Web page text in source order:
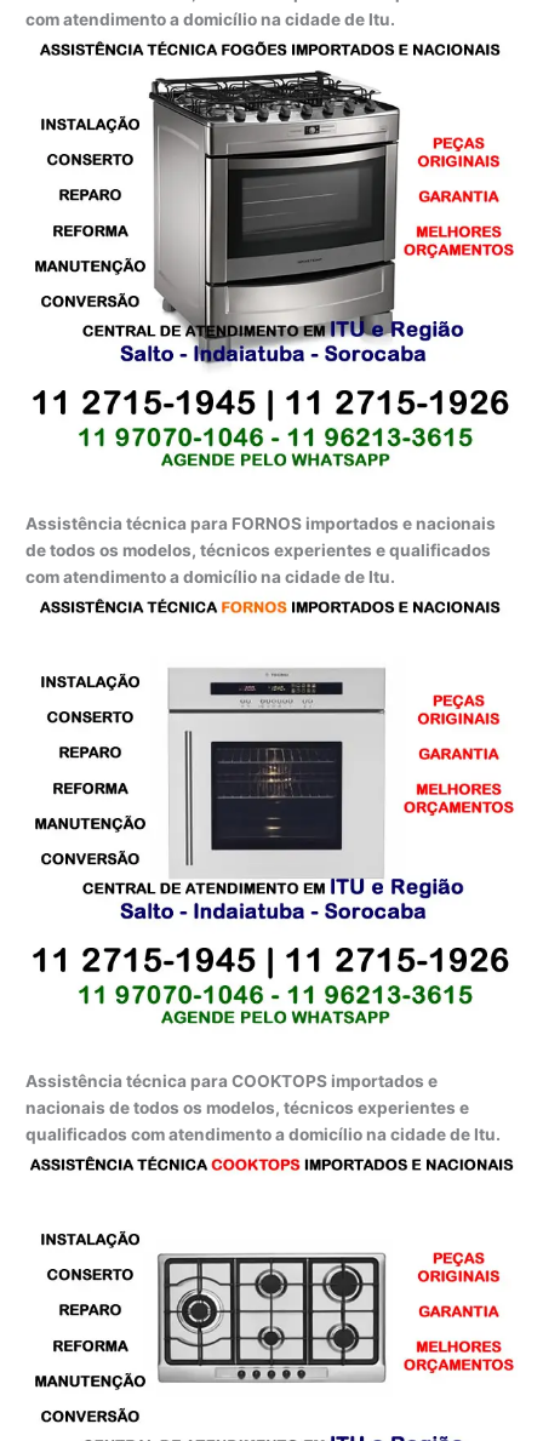
com atendimento a domicílio na cidade de Itu.
Assistência técnica para FORNOS importados e nacionais
de todos os modelos, técnicos experientes e qualificados
com atendimento a domicílio na cidade de Itu.
Assistência técnica para COOKTOPS importados e
nacionais de todos os modelos, técnicos experientes e
qualificados com atendimento a domicílio na cidade de Itu.